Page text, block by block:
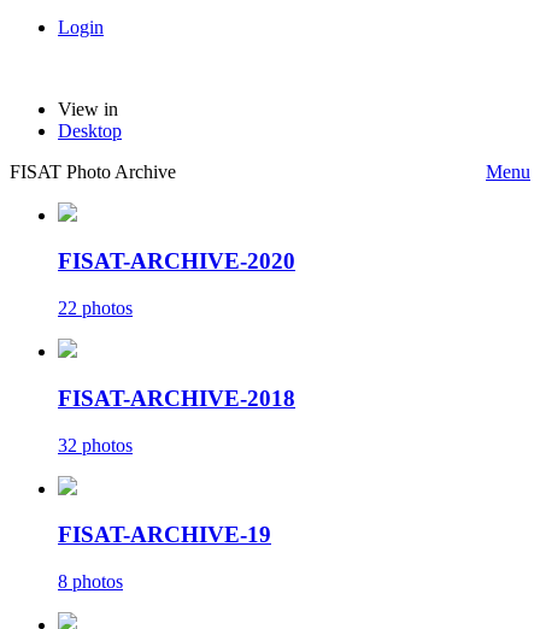
Login
View in
Desktop
FISAT Photo Archive
Menu
FISAT-ARCHIVE-2020
22 photos
FISAT-ARCHIVE-2018
32 photos
FISAT-ARCHIVE-19
8 photos